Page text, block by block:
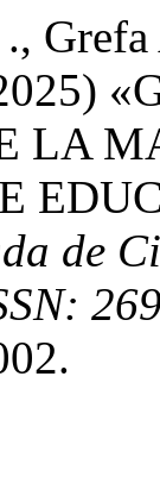
LA
de